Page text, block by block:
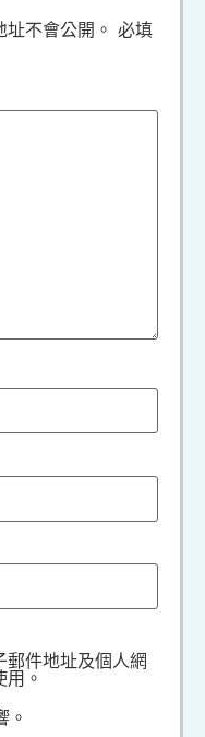
不會公開。 必填
郵件地址及個人網
。
。